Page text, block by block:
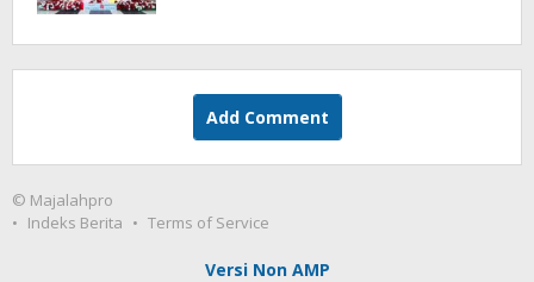
Add Comment
© Majalahpro
Indeks Berita
Terms of Service
Versi Non AMP